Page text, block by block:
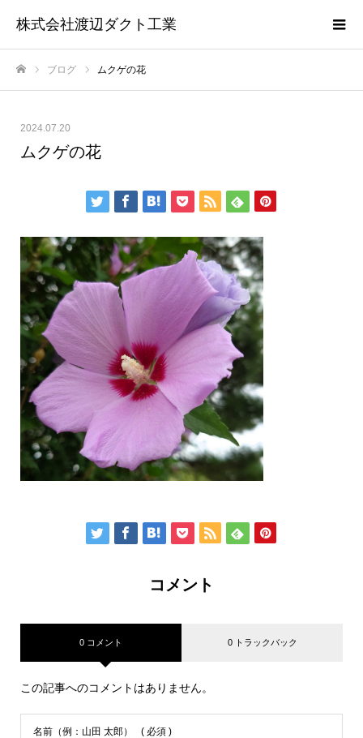
株式会社渡辺ダクト工業
ブログ ムクゲの花
2024.07.20
ムクゲの花
コメント
0 コメント 0 トラックバック
この記事へのコメントはありません。
名前（例：山田 太郎） ( 必須 )